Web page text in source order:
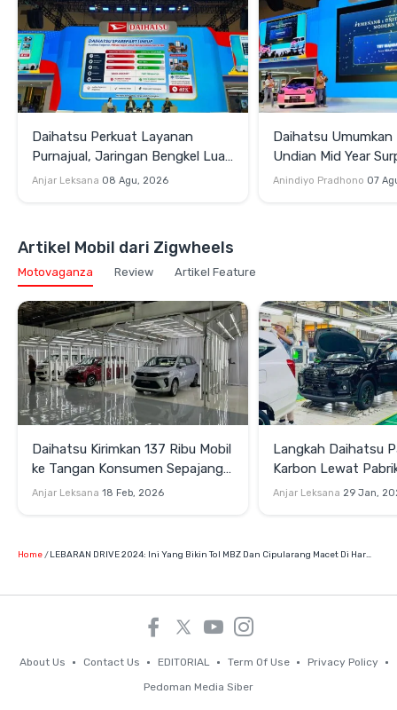
Daihatsu Perkuat Layanan
Purnajual, Jaringan Bengkel Luas
hingga Garansi Suku Cadang 24
Anjar Leksana 08 Agu, 2026
Daihatsu Umumkan
Undian Mid Year
2026
Anindiyo Pradhono 07
Artikel Mobil dari Zigwheels
Motovaganza Review Artikel Feature
Daihatsu Kirimkan 137 Ribu Mobil
ke Tangan Konsumen Sepajang
2025
Anjar Leksana 18 Feb, 2026
Langkah Daihatsu
Karbon Lewat
Hybrid
Anjar Leksana 29 Jan,
Home LEBARAN DRIVE 2024: Ini Yang Bikin Tol MBZ Dan Cipularang Macet Di Hari Mudik
About Us Contact Us EDITORIAL Term Of Use
Privacy Policy
Pedoman Media Siber